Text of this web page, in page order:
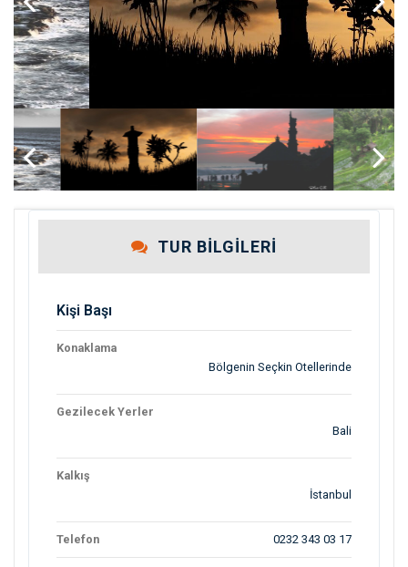
Previous Next
Previous Next
TUR BILGILERI
Kişi Başı
Konaklama
Bölgenin Seçkin Otellerinde
Gezilecek Yerler
Bali
Kalkış
İstanbul
Telefon 0232 343 03 17